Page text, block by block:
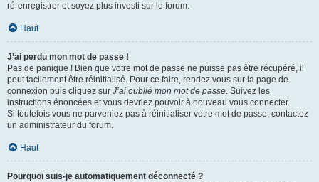
ré-enregistrer et soyez plus investi sur le forum.
Haut
J’ai perdu mon mot de passe !
Pas de panique ! Bien que votre mot de passe ne puisse pas être récupéré, il
peut facilement être réinitialisé. Pour ce faire, rendez vous sur la page de
connexion puis cliquez sur J’ai oublié mon mot de passe. Suivez les
instructions énoncées et vous devriez pouvoir à nouveau vous connecter.
Si toutefois vous ne parveniez pas à réinitialiser votre mot de passe, contactez
un administrateur du forum.
Haut
Pourquoi suis-je automatiquement déconnecté ?